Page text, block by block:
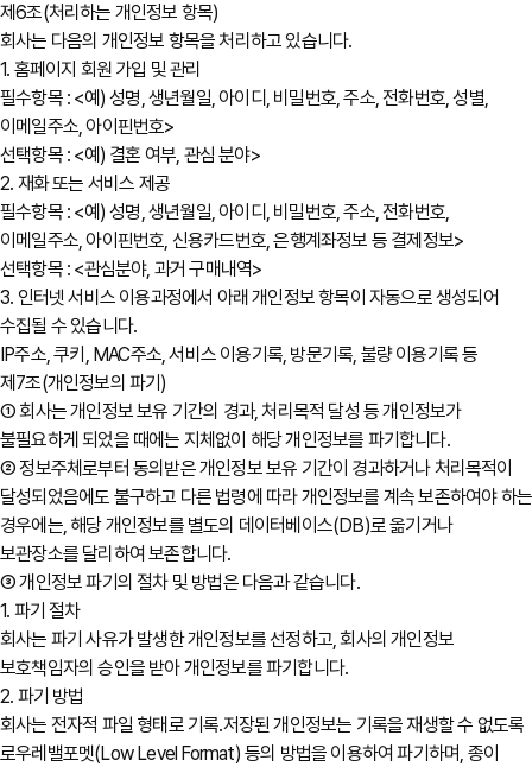
제6조(처리하는 개인정보 항목)
회사는 다음의 개인정보 항목을 처리하고 있습니다.
1. 홈페이지 회원 가입 및 관리
필수항목 : <예) 성명, 생년월일, 아이디, 비밀번호, 주소, 전화번호, 성별,
이메일주소, 아이핀번호>
선택항목 : <예) 결혼 여부, 관심 분야>
2. 재화 또는 서비스 제공
필수항목 : <예) 성명, 생년월일, 아이디, 비밀번호, 주소, 전화번호,
이메일주소, 아이핀번호, 신용카드번호, 은행계좌정보 등 결제정보>
선택항목 : <관심분야, 과거 구매내역>
3. 인터넷 서비스 이용과정에서 아래 개인정보 항목이 자동으로 생성되어
수집될 수 있습니다.
IP주소, 쿠키, MAC주소, 서비스 이용기록, 방문기록, 불량 이용기록 등
제7조(개인정보의 파기)
① 회사는 개인정보 보유 기간의 경과, 처리목적 달성 등 개인정보가
불필요하게 되었을 때에는 지체없이 해당 개인정보를 파기합니다.
② 정보주체로부터 동의받은 개인정보 보유 기간이 경과하거나 처리목적이
달성되었음에도 불구하고 다른 법령에 따라 개인정보를 계속 보존하여야 하는
경우에는, 해당 개인정보를 별도의 데이터베이스(DB)로 옮기거나
보관장소를 달리하여 보존합니다.
③ 개인정보 파기의 절차 및 방법은 다음과 같습니다.
1. 파기 절차
회사는 파기 사유가 발생한 개인정보를 선정하고, 회사의 개인정보
보호책임자의 승인을 받아 개인정보를 파기합니다.
2. 파기 방법
회사는 전자적 파일 형태로 기록․저장된 개인정보는 기록을 재생할 수 없도록
로우레밸포멧(Low Level Format) 등의 방법을 이용하여 파기하며, 종이